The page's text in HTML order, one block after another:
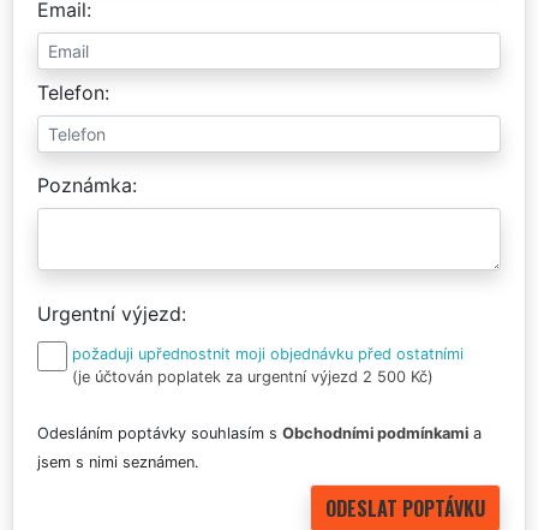
Email
Telefon
Poznámka
Urgentní výjezd
požaduji upřednostnit moji objednávku před ostatními
(je účtován poplatek za urgentní výjezd 2 500 Kč)
Odesláním poptávky souhlasím s Obchodními podmínkami a
jsem s nimi seznámen.